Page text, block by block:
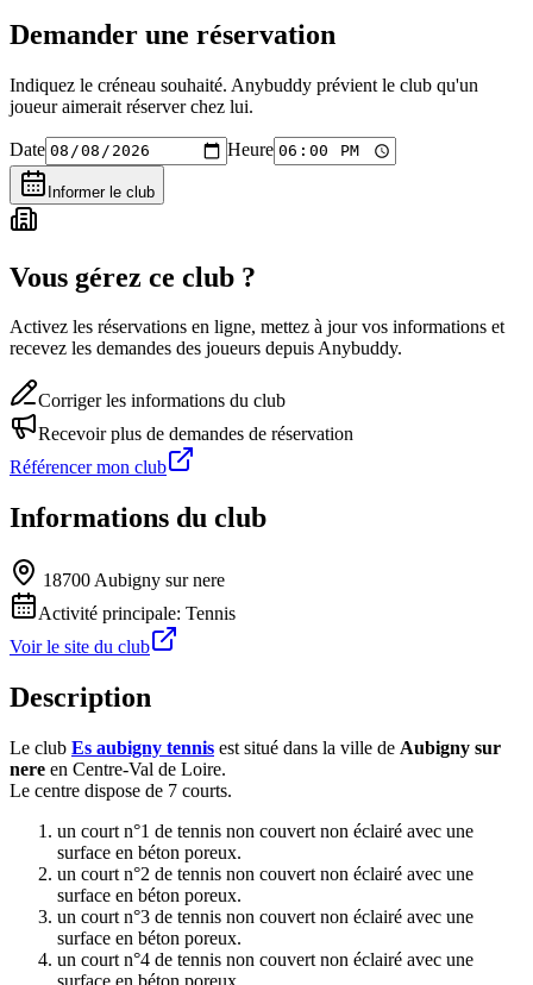
Demander une réservation
Indiquez le créneau souhaité. Anybuddy prévient le club qu'un
joueur aimerait réserver chez lui.
Date Heure
Informer le club
Vous gérez ce club ?
Activez les réservations en ligne, mettez à jour vos informations et
recevez les demandes des joueurs depuis Anybuddy.
Corriger les informations du club
Recevoir plus de demandes de réservation
Référencer mon club
Informations du club
18700 Aubigny sur nere
Activité principale: Tennis
Voir le site du club
Description
Le club Es aubigny tennis est situé dans la ville de Aubigny sur
nere en Centre-Val de Loire.
Le centre dispose de 7 courts.
un court n°1 de tennis non couvert non éclairé avec une
surface en béton poreux.
un court n°2 de tennis non couvert non éclairé avec une
surface en béton poreux.
un court n°3 de tennis non couvert non éclairé avec une
surface en béton poreux.
un court n°4 de tennis non couvert non éclairé avec une
surface en béton poreux.